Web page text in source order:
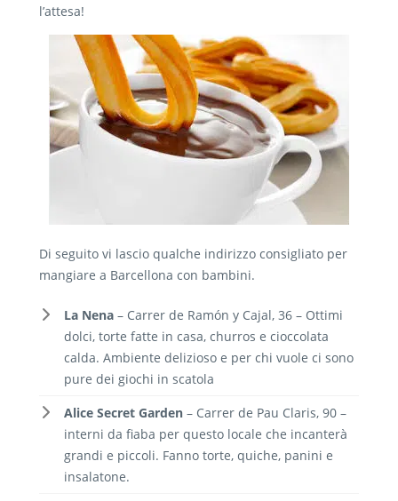
l’attesa!
Di seguito vi lascio qualche indirizzo consigliato per
mangiare a Barcellona con bambini.
La Nena – Carrer de Ramón y Cajal, 36 – Ottimi
dolci, torte fatte in casa, churros e cioccolata
calda. Ambiente delizioso e per chi vuole ci sono
pure dei giochi in scatola
Alice Secret Garden – Carrer de Pau Claris, 90 –
interni da fiaba per questo locale che incanterà
grandi e piccoli. Fanno torte, quiche, panini e
insalatone.